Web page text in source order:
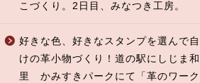
こづくり。2日目、みなつき工房。
好きな色、好きなスタンプを選んで
けの革小物づくり！道の駅にしじま
里 かみすきパークにて「革のワーク